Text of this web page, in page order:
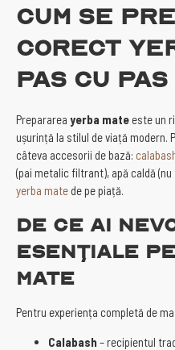
Cum se
corect
pas cu pas
Prepararea yerba mateeste un
ușurință la stilul de viață modern.
câteva accesorii de bază:
(pai metalic filtrant), apă caldă
yerba mate de pe piață.
De ce ai
esențiale
mate
Pentru experiența completă de
Calabash – recipientul